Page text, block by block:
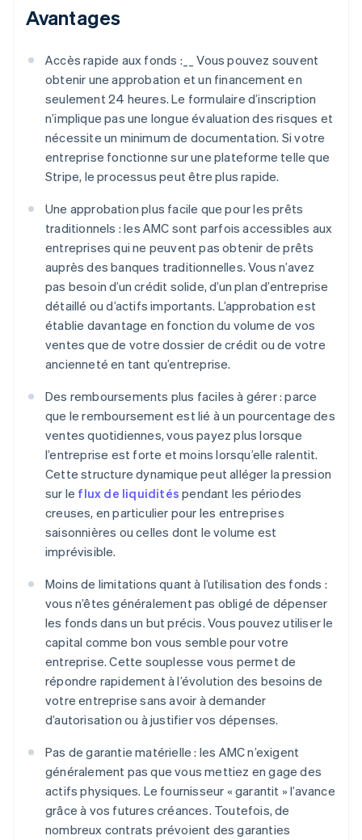
Avantages
Accès rapide aux fonds :__ Vous pouvez souvent
obtenir une approbation et un financement en
seulement 24 heures. Le formulaire d’inscription
n’implique pas une longue évaluation des risques et
nécessite un minimum de documentation. Si votre
entreprise fonctionne sur une plateforme telle que
Stripe, le processus peut être plus rapide.
Une approbation plus facile que pour les prêts
traditionnels : les AMC sont parfois accessibles aux
entreprises qui ne peuvent pas obtenir de prêts
auprès des banques traditionnelles. Vous n’avez
pas besoin d’un crédit solide, d’un plan d’entreprise
détaillé ou d’actifs importants. L’approbation est
établie davantage en fonction du volume de vos
ventes que de votre dossier de crédit ou de votre
ancienneté en tant qu’entreprise.
Des remboursements plus faciles à gérer : parce
que le remboursement est lié à un pourcentage des
ventes quotidiennes, vous payez plus lorsque
l’entreprise est forte et moins lorsqu’elle ralentit.
Cette structure dynamique peut alléger la pression
sur le flux de liquidités pendant les périodes
creuses, en particulier pour les entreprises
saisonnières ou celles dont le volume est
imprévisible.
Moins de limitations quant à l’utilisation des fonds :
vous n’êtes généralement pas obligé de dépenser
les fonds dans un but précis. Vous pouvez utiliser le
capital comme bon vous semble pour votre
entreprise. Cette souplesse vous permet de
répondre rapidement à l’évolution des besoins de
votre entreprise sans avoir à demander
d’autorisation ou à justifier vos dépenses.
Pas de garantie matérielle : les AMC n’exigent
généralement pas que vous mettiez en gage des
actifs physiques. Le fournisseur « garantit » l’avance
grâce à vos futures créances. Toutefois, de
nombreux contrats prévoient des garanties